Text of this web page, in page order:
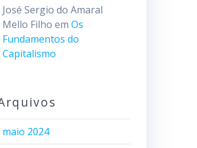
José Sergio do Amaral
Mello Filho em Os
Fundamentos do
Capitalismo
maio 2024